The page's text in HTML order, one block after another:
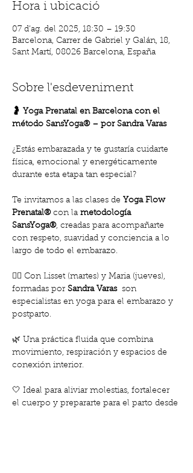
Hora i ubicació
07 d’ag. del 2025, 18:30 – 19:30
Barcelona, Carrer de Gabriel y Galán, 18,
Sant Martí, 08026 Barcelona, España
Sobre l'esdeveniment
🤰 Yoga Prenatal en Barcelona con el
método SansYoga® – por Sandra Varas
¿Estás embarazada y te gustaría cuidarte
física, emocional y energéticamente
durante esta etapa tan especial?
Te invitamos a las clases de Yoga Flow
Prenatal® con la metodología
SansYoga®, creadas para acompañarte
con respeto, suavidad y conciencia a lo
largo de todo el embarazo.
🧘‍♀️ Con Lisset (martes) y Maria (jueves),
formadas por Sandra Varas son
especialistas en yoga para el embarazo y
postparto.
🌿 Una práctica fluida que combina
movimiento, respiración y espacios de
conexión interior.
🤍 Ideal para aliviar molestias, fortalecer
el cuerpo y prepararte para el parto desde